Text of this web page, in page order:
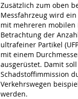
Zusätzlich zum oben
Messfahrzeug wird
mit mehreren mobilen
Betrachtung der
ultrafeiner Partikel
mit einem
ausgerüstet. Damit
Schadstoffimmission
Verkehrswegen
werden.